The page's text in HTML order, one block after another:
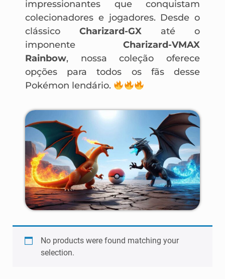
impressionantes que conquistam
colecionadores e jogadores. Desde o
clássico Charizard-GX até o
imponente Charizard-VMAX
Rainbow, nossa coleção oferece
opções para todos os fãs desse
Pokémon lendário.
No products were found matching your
selection.